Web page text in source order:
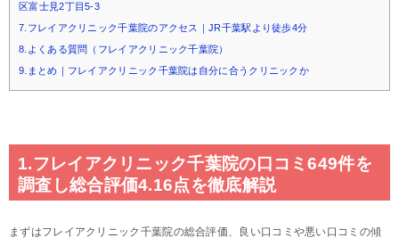
区富士見2丁目5-3
7.フレイアクリニック千葉院のアクセス｜JR千葉駅より徒歩4分
8.よくある質問（フレイアクリニック千葉院）
9.まとめ｜フレイアクリニック千葉院は自分に合うクリニックか
1.フレイアクリニック千葉院の口コミ649件を
調査し総合評価4.16点を徹底解説
まずはフレイアクリニック千葉院の総合評価、良い口コミや悪い口コミの傾